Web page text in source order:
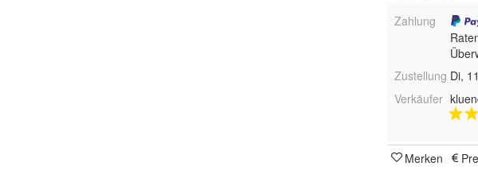
Zahlung
Zustellung Di,
Verkäufer
Merken